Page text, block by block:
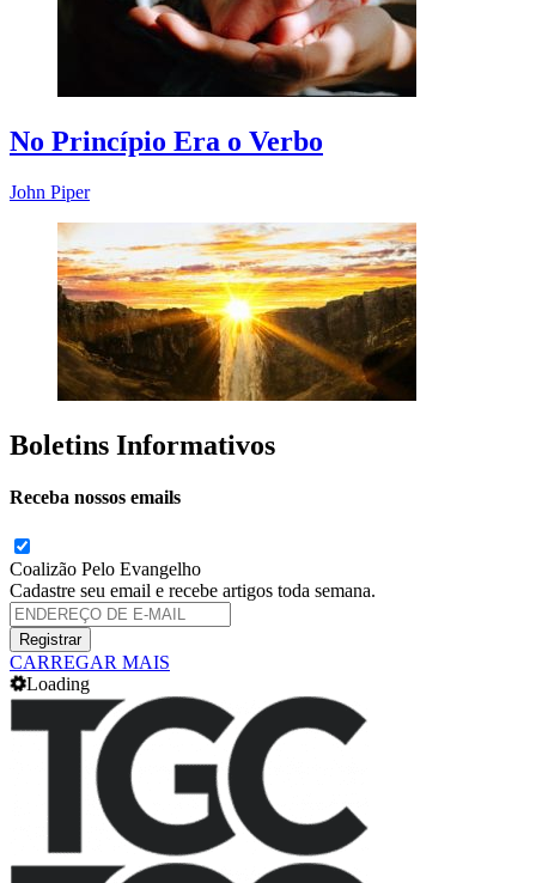
No Princípio Era o Verbo
John Piper
Boletins Informativos
Receba nossos emails
Coalizão Pelo Evangelho
Cadastre seu email e recebe artigos toda semana.
CARREGAR MAIS
Loading